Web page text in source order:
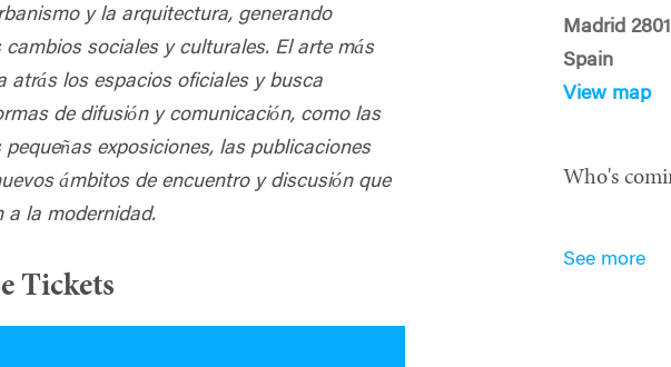
y la arquitectura, generando
cambios sociales y culturales. El arte más
atrás los espacios oficiales y busca
de difusión y comunicación, como las
pequeñas exposiciones, las publicaciones
ámbitos de encuentro y discusión que
a la modernidad.
Tickets
Madrid
Spain
View map
Who's
See more